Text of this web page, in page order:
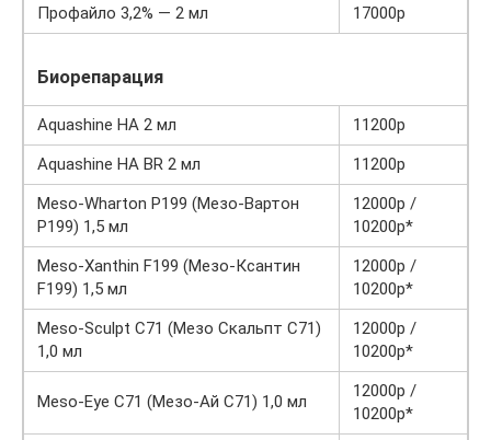
Профайло 3,2% — 2 мл
17000р
Биорепарация
Aquashine HA 2 мл
11200р
Aquashine HA BR 2 мл
11200р
Meso-Wharton P199 (Мезо-Вартон
P199) 1,5 мл
12000р /
10200p*
Meso-Xanthin F199 (Мезо-Ксантин
F199) 1,5 мл
12000р /
10200p*
Meso-Sculpt C71 (Мезо Скальпт С71)
1,0 мл
12000р /
10200p*
Meso-Eye C71 (Мезо-Ай С71) 1,0 мл
12000р /
10200p*